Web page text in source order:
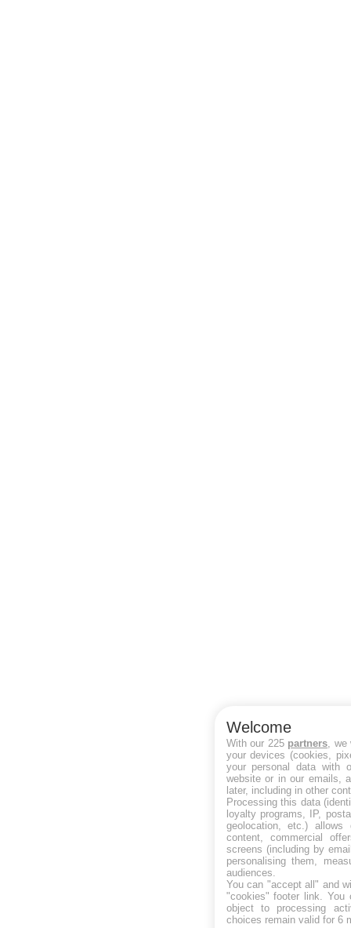
Welcome
With our 225 partners ,
your devices (cookies,
your personal data with
website or in our emails,
later, including in other
Processing this data
loyalty programs, IP,
geolocation, etc.) allows
content, commercial
screens (including by
personalising them,
audiences.
You can "accept all" and
"cookies" footer link .
object to processing
choices remain valid for 6